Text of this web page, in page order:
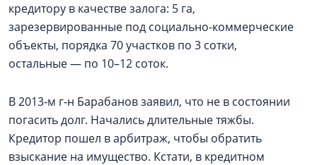
кредитору в качестве залога: 5 га,
зарезервированные под социально-коммерческие
объекты, порядка 70 участков по 3 сотки,
остальные — по 10–12 соток.
В 2013‑м г‑н Барабанов заявил, что не в состоянии
погасить долг. Начались длительные тяжбы.
Кредитор пошел в арбитраж, чтобы обратить
взыскание на имущество. Кстати, в кредитном